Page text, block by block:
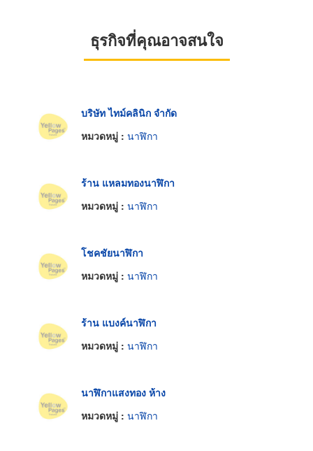
ธุรกิจที่คุณอาจสนใจ
บริษัท ไทม์คลินิก จำกัด
หมวดหมู่ : นาฬิกา
ร้าน แหลมทองนาฬิกา
หมวดหมู่ : นาฬิกา
โชคชัยนาฬิกา
หมวดหมู่ : นาฬิกา
ร้าน แบงค์นาฬิกา
หมวดหมู่ : นาฬิกา
นาฬิกาแสงทอง ห้าง
หมวดหมู่ : นาฬิกา